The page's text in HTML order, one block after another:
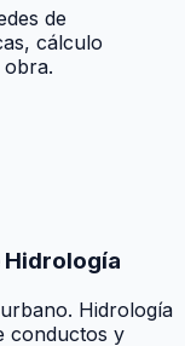
de
cálculo
Hidrología
Hidrología
conductos y